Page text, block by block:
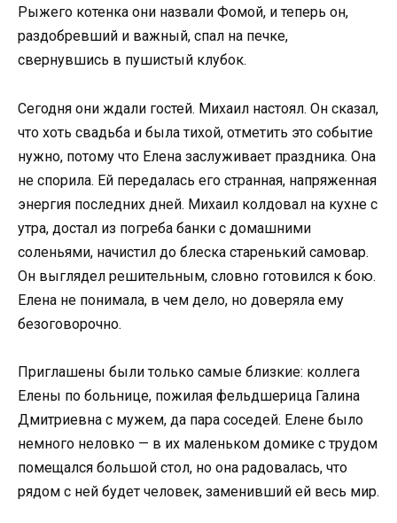
Рыжего котенка они назвали Фомой, и теперь он,
раздобревший и важный, спал на печке,
свернувшись в пушистый клубок.
Сегодня они ждали гостей. Михаил настоял. Он сказал,
что хоть свадьба и была тихой, отметить это событие
нужно, потому что Елена заслуживает праздника. Она
не спорила. Ей передалась его странная, напряженная
энергия последних дней. Михаил колдовал на кухне с
утра, достал из погреба банки с домашними
соленьями, начистил до блеска старенький самовар.
Он выглядел решительным, словно готовился к бою.
Елена не понимала, в чем дело, но доверяла ему
безоговорочно.
Приглашены были только самые близкие: коллега
Елены по больнице, пожилая фельдшерица Галина
Дмитриевна с мужем, да пара соседей. Елене было
немного неловко — в их маленьком домике с трудом
помещался большой стол, но она радовалась, что
рядом с ней будет человек, заменивший ей весь мир.